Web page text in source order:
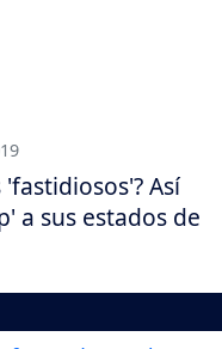
Así
a sus estados de